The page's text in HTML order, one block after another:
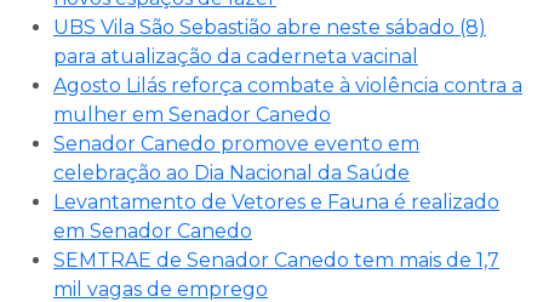
UBS Vila São Sebastião abre neste sábado (8)
para atualização da caderneta vacinal
Agosto Lilás reforça combate à violência contra a
mulher em Senador Canedo
Senador Canedo promove evento em
celebração ao Dia Nacional da Saúde
Levantamento de Vetores e Fauna é realizado
em Senador Canedo
SEMTRAE de Senador Canedo tem mais de 1,7
mil vagas de emprego